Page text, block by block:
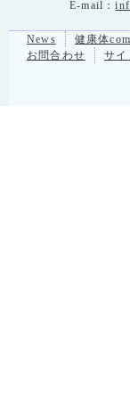
E-mail：
News 健康体
お問合わせ
サイ